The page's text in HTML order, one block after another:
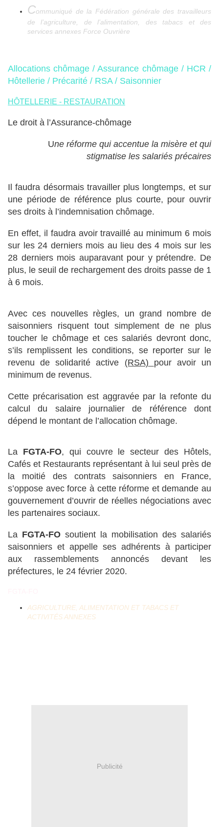
Communiqué de la Fédération générale des travailleurs
de l’agriculture, de l’alimentation, des tabacs et des
services annexes Force Ouvrière
Allocations chômage / Assurance chômage / HCR /
Hôtellerie / Précarité / RSA / Saisonnier
HÔTELLERIE - RESTAURATION
Le droit à l’Assurance-chômage
Une réforme qui accentue la misère et qui
stigmatise les salariés précaires
Il faudra désormais travailler plus longtemps, et sur
une période de référence plus courte, pour ouvrir
ses droits à l’indemnisation chômage.
En effet, il faudra avoir travaillé au minimum 6 mois
sur les 24 derniers mois au lieu des 4 mois sur les
28 derniers mois auparavant pour y prétendre. De
plus, le seuil de rechargement des droits passe de 1
à 6 mois.
Avec ces nouvelles règles, un grand nombre de
saisonniers risquent tout simplement de ne plus
toucher le chômage et ces salariés devront donc,
s’ils remplissent les conditions, se reporter sur le
revenu de solidarité active (RSA) pour avoir un
minimum de revenus.
Cette précarisation est aggravée par la refonte du
calcul du salaire journalier de référence dont
dépend le montant de l’allocation chômage.
La FGTA-FO, qui couvre le secteur des Hôtels,
Cafés et Restaurants représentant à lui seul près de
la moitié des contrats saisonniers en France,
s’oppose avec force à cette réforme et demande au
gouvernement d’ouvrir de réelles négociations avec
les partenaires sociaux.
La FGTA-FO soutient la mobilisation des salariés
saisonniers et appelle ses adhérents à participer
aux rassemblements annoncés devant les
préfectures, le 24 février 2020.
AGRICULTURE, ALIMENTATION ET TABACS ET
ACTIVITÉS ANNEXES
Publicité